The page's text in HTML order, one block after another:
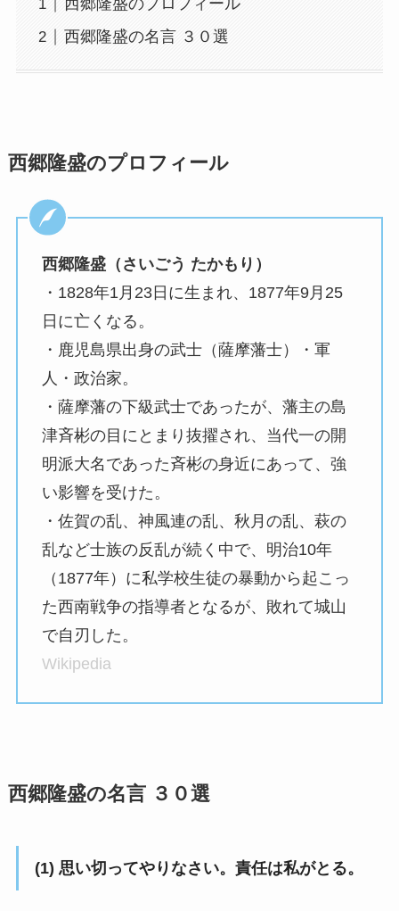
西郷隆盛のプロフィール
西郷隆盛の名言 ３０選
西郷隆盛のプロフィール
西郷隆盛（さいごう たかもり）
・1828年1月23日に生まれ、1877年9月25
日に亡くなる。
・鹿児島県出身の武士（薩摩藩士）・軍
人・政治家。
・薩摩藩の下級武士であったが、藩主の島
津斉彬の目にとまり抜擢され、当代一の開
明派大名であった斉彬の身近にあって、強
い影響を受けた。
・佐賀の乱、神風連の乱、秋月の乱、萩の
乱など士族の反乱が続く中で、明治10年
（1877年）に私学校生徒の暴動から起こっ
た西南戦争の指導者となるが、敗れて城山
で自刃した。
Wikipedia
西郷隆盛の名言 ３０選
(1) 思い切ってやりなさい。責任は私がとる。